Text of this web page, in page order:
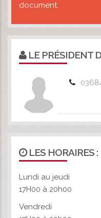
document.
LE PRÉSIDENT
LES HORAIRES :
Lundi au jeudi
17H00 à 20h00
Vendredi